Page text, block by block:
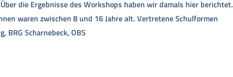
die Ergebnisse des Workshops haben wir damals hier berichtet.
waren zwischen 8 und 16 Jahre alt. Vertretene Schulformen
BRG Scharnebeck, OBS